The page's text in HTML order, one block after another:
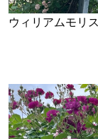
ウィリアムモリ